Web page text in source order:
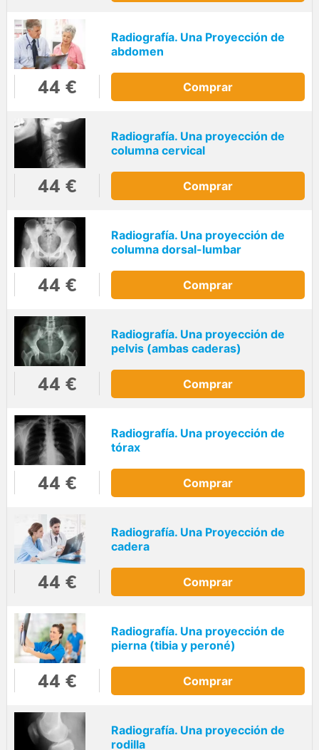
Radiografía. Una Proyección de
abdomen
44 € Comprar
Radiografía. Una proyección de
columna cervical
44 € Comprar
Radiografía. Una proyección de
columna dorsal-lumbar
44 € Comprar
Radiografía. Una proyección de
pelvis (ambas caderas)
44 € Comprar
Radiografía. Una proyección de
tórax
44 € Comprar
Radiografía. Una Proyección de
cadera
44 € Comprar
Radiografía. Una proyección de
pierna (tibia y peroné)
44 € Comprar
Radiografía. Una proyección de
rodilla